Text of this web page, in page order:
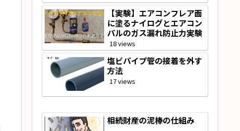
【実験】エアコンフレア面
に塗るナイログとエアコン
パルのガス漏れ防止力実験
18 views
塩ビパイプ管の接着を外す
方法
17 views
相続財産の泥棒の仕組み